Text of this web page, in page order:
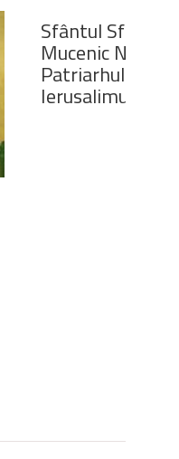
Sfântul Sfinţit
Mucenic Narcis,
Patriarhul
Ierusalimului